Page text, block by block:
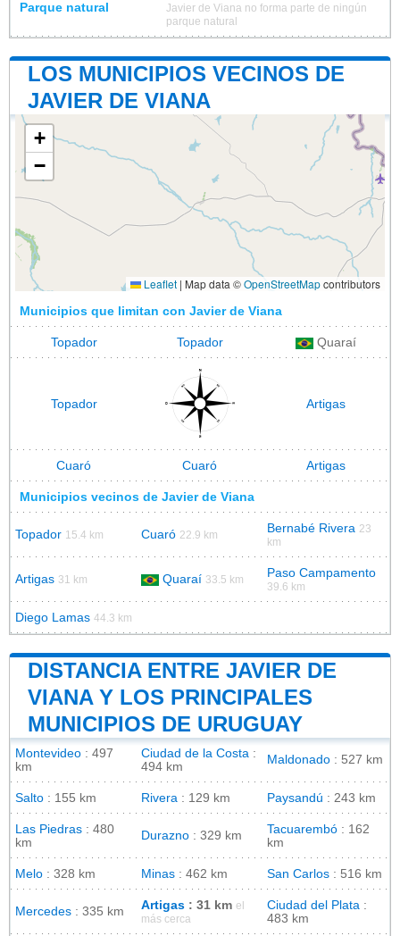
Parque natural
Javier de Viana no forma parte de ningún
parque natural
LOS MUNICIPIOS VECINOS DE
JAVIER DE VIANA
+
−
Leaflet | Map data ©OpenStreetMapcontributors
Municipios que limitan con Javier de Viana
Topador Topador Quaraí
Topador Artigas
Cuaró Cuaró Artigas
Municipios vecinos de Javier de Viana
Topador 15.4 km Cuaró 22.9 km Bernabé Rivera 23
km
Artigas 31 km Quaraí 33.5 km Paso Campamento
39.6 km
Diego Lamas 44.3 km
DISTANCIA ENTRE JAVIER DE
VIANA Y LOS PRINCIPALES
MUNICIPIOS DE URUGUAY
Montevideo : 497
km
Ciudad de la Costa :
494 km
Maldonado : 527 km
Salto : 155 km Rivera : 129 km Paysandú : 243 km
Las Piedras : 480
km
Durazno : 329 km Tacuarembó : 162
km
Melo : 328 km Minas : 462 km San Carlos : 516 km
Mercedes : 335 km Artigas : 31 km el
más cerca
Ciudad del Plata :
483 km